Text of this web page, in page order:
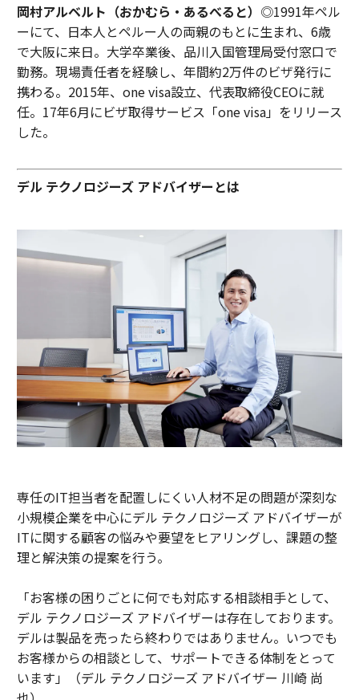
岡村アルベルト（おかむら・あるべると） ◎1991年ペル
ーにて、日本人とペルー人の両親のもとに生まれ、6歳
で大阪に来日。大学卒業後、品川入国管理局受付窓口で
勤務。現場責任者を経験し、年間約2万件のビザ発行に
携わる。2015年、one visa設立、代表取締役CEOに就
任。17年6月にビザ取得サービス「one visa」をリリース
した。
デル テクノロジーズ アドバイザーとは
専任のIT担当者を配置しにくい人材不足の問題が深刻な
小規模企業を中心にデル テクノロジーズ アドバイザーが
ITに関する顧客の悩みや要望をヒアリングし、課題の整
理と解決策の提案を行う。
「お客様の困りごとに何でも対応する相談相手として、
デル テクノロジーズ アドバイザーは存在しております。
デルは製品を売ったら終わりではありません。いつでも
お客様からの相談として、サポートできる体制をとって
います」（デル テクノロジーズ アドバイザー 川崎 尚